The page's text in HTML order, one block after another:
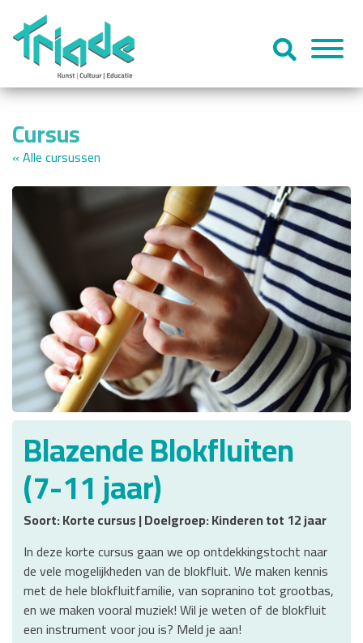
Cursus
« Alle cursussen
Blazende Blokfluiten
(7-11 jaar)
Soort: Korte cursus | Doelgroep: Kinderen tot 12 jaar
In deze korte cursus gaan we op ontdekkingstocht naar
de vele mogelijkheden van de blokfluit. We maken kennis
met de hele blokfluitfamilie, van sopranino tot grootbas,
en we maken vooral muziek! Wil je weten of de blokfluit
een instrument voor jou is? Meld je aan!